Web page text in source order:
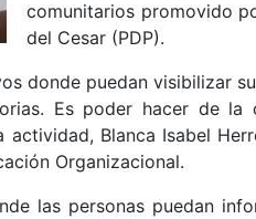
comunitarios promovido
del Cesar (PDP).
donde puedan visibilizar
Es poder hacer de la
Blanca Isabel
Organizacional.
las personas puedan